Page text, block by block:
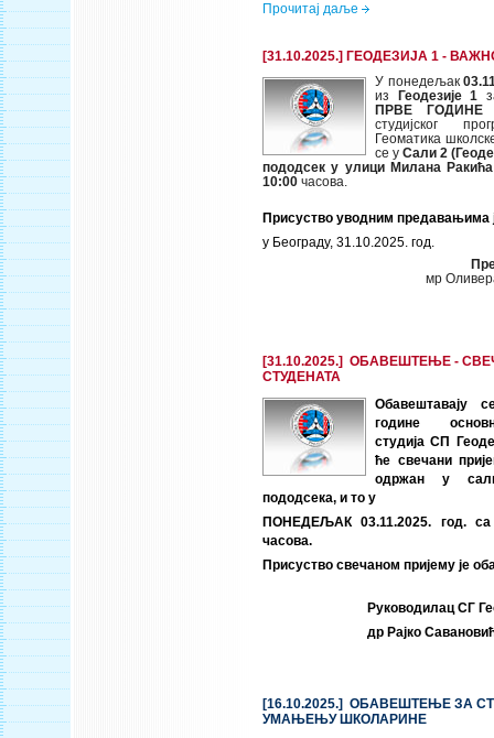
Прочитај даље
[31.10.2025.] ГЕОДЕЗИЈА 1 -
У понедељак
из
Геодезије 1
ПРВЕ ГОДИНЕ
студијског
Геоматика
се у Сали 2
пододсек у улици Милана
10:00 часова.
Присуство уводним предавањима
у Београду, 31.10.2025. год.
мр
[31.10.2025.] ОБАВЕШТЕЊЕ -
СТУДЕНАТА
Обавештавају
године
студија СП
ће свечани
одржан у
пододсека, и то у
ПОНЕДЕЉАК 03.11.2025. год.
часова.
Присуство свечаном пријему је
Руководилац СГ
др Рајко
[16.10.2025.] ОБАВЕШТЕЊЕ ЗА
УМАЊЕЊУ ШКОЛАРИНЕ